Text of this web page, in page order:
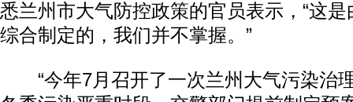
悉兰州市大气防控政策的官员表示，“这
综合制定的，我们并不掌握。”
“今年7月召开了一次兰州大气污染治